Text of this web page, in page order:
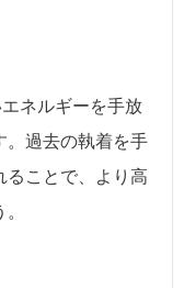
ネルギーを手放
。過去の執着を手
ることで、より高